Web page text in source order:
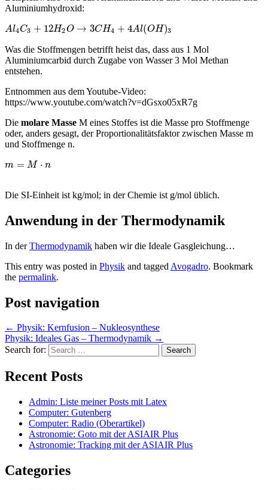
Aluminiumhydroxid:
Al4C3 + 12H2O → 3CH4 + 4Al(OH)3
Was die Stoffmengen betrifft heist das, dass aus 1 Mol
Aluminiumcarbid durch Zugabe von Wasser 3 Mol Methan
entstehen.
Entnommen aus dem Youtube-Video:
https://www.youtube.com/watch?v=dGsxo05xR7g
Die molare Masse M eines Stoffes ist die Masse pro Stoffmenge
oder, anders gesagt, der Proportionalitätsfaktor zwischen Masse m
und Stoffmenge n.
m = M ⋅ n
Die SI-Einheit ist kg/mol; in der Chemie ist g/mol üblich.
Anwendung in der Thermodynamik
In derThermodynamik haben wir die Ideale Gasgleichung…
This entry was posted in Physik and tagged Avogadro. Bookmark
the permalink.
Post navigation
← Physik: Kernfusion – Nukleosynthese
Physik: Ideales Gas – Thermodynamik →
Search for:
Recent Posts
Admin: Liste meiner Posts mit Latex
Computer: Gutenberg
Computer: Radio (Oberartikel)
Astronomie: Goto mit der ASIAIR Plus
Astronomie: Tracking mit der ASIAIR Plus
Categories